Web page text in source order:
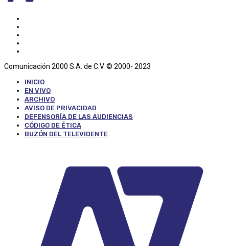
Comunicación 2000 S.A. de C.V. © 2000- 2023
INICIO
EN VIVO
ARCHIVO
AVISO DE PRIVACIDAD
DEFENSORÍA DE LAS AUDIENCIAS
CÓDIGO DE ÉTICA
BUZÓN DEL TELEVIDENTE